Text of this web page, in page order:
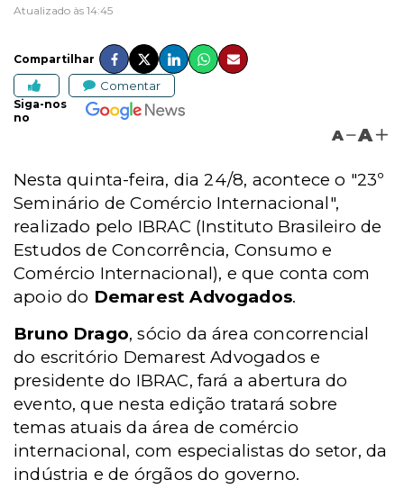
Atualizado às 14:45
Compartilhar
Comentar
Siga-nos
no
A A
Nesta quinta-feira, dia 24/8, acontece o "23º
Seminário de Comércio Internacional",
realizado pelo IBRAC (Instituto Brasileiro de
Estudos de Concorrência, Consumo e
Comércio Internacional), e que conta com
apoio do Demarest Advogados.
Bruno Drago, sócio da área concorrencial
do escritório Demarest Advogados e
presidente do IBRAC, fará a abertura do
evento, que nesta edição tratará sobre
temas atuais da área de comércio
internacional, com especialistas do setor, da
indústria e de órgãos do governo.